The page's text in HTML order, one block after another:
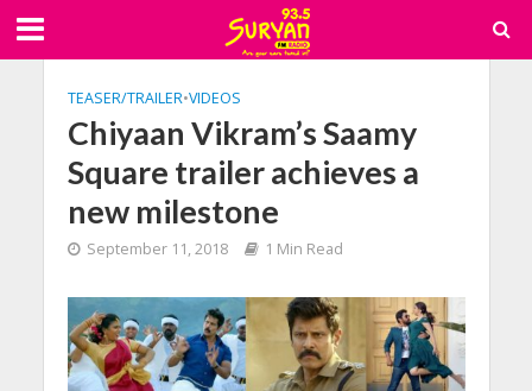
TEASER/TRAILER•VIDEOS
Chiyaan Vikram’s Saamy
Square trailer achieves a
new milestone
September 11, 2018 1 Min Read